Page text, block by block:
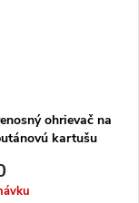
ohrievač na
kartušu